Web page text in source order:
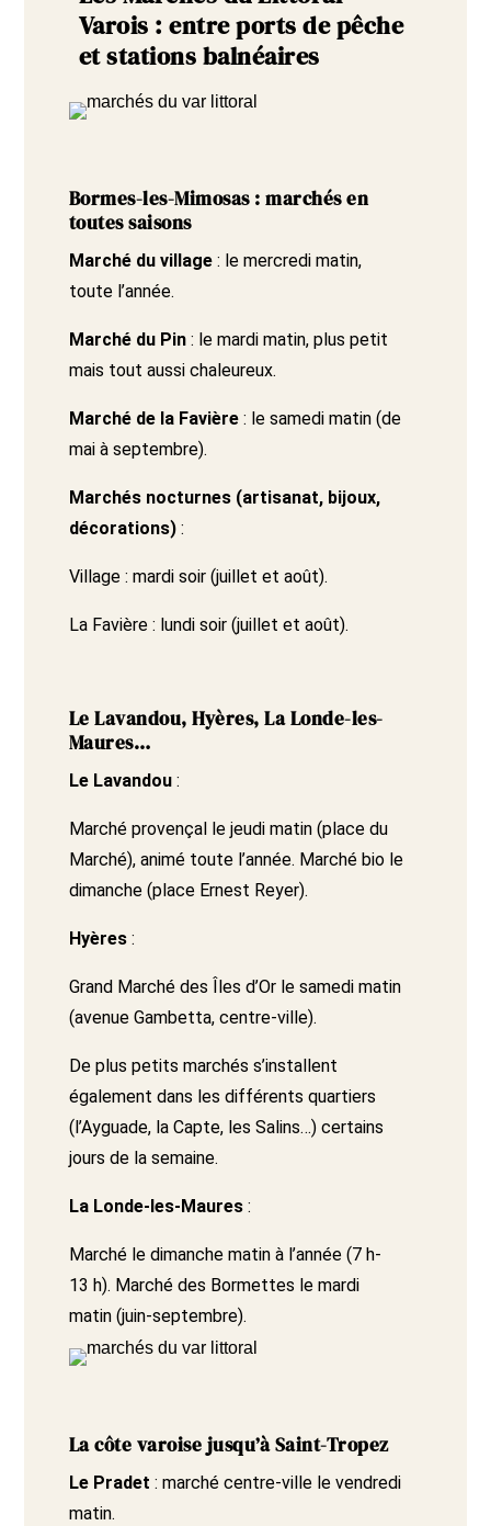
Varois : entre ports de pêche
et stations balnéaires
Bormes-les-Mimosas : marchés en
toutes saisons
Marché du village: le mercredi matin,
toute l’année.
Marché du Pin: le mardi matin, plus petit
mais tout aussi chaleureux.
Marché de la Favière: le samedi matin (de
mai à septembre).
Marchés nocturnes (artisanat, bijoux,
décorations):
Village : mardi soir (juillet et août).
La Favière : lundi soir (juillet et août).
Le Lavandou, Hyères, La Londe-les-
Maures…
Le Lavandou:
Marché provençal le jeudi matin (place du
Marché), animé toute l’année. Marché bio le
dimanche (place Ernest Reyer).
Hyères:
Grand Marché des Îles d’Or le samedi matin
(avenue Gambetta, centre-ville).
De plus petits marchés s’installent
également dans les différents quartiers
(l’Ayguade, la Capte, les Salins…) certains
jours de la semaine.
La Londe-les-Maures:
Marché le dimanche matin à l’année (7 h-
13 h). Marché des Bormettes le mardi
matin (juin-septembre).
La côte varoise jusqu’à Saint-Tropez
Le Pradet : marché centre-ville le vendredi
matin.